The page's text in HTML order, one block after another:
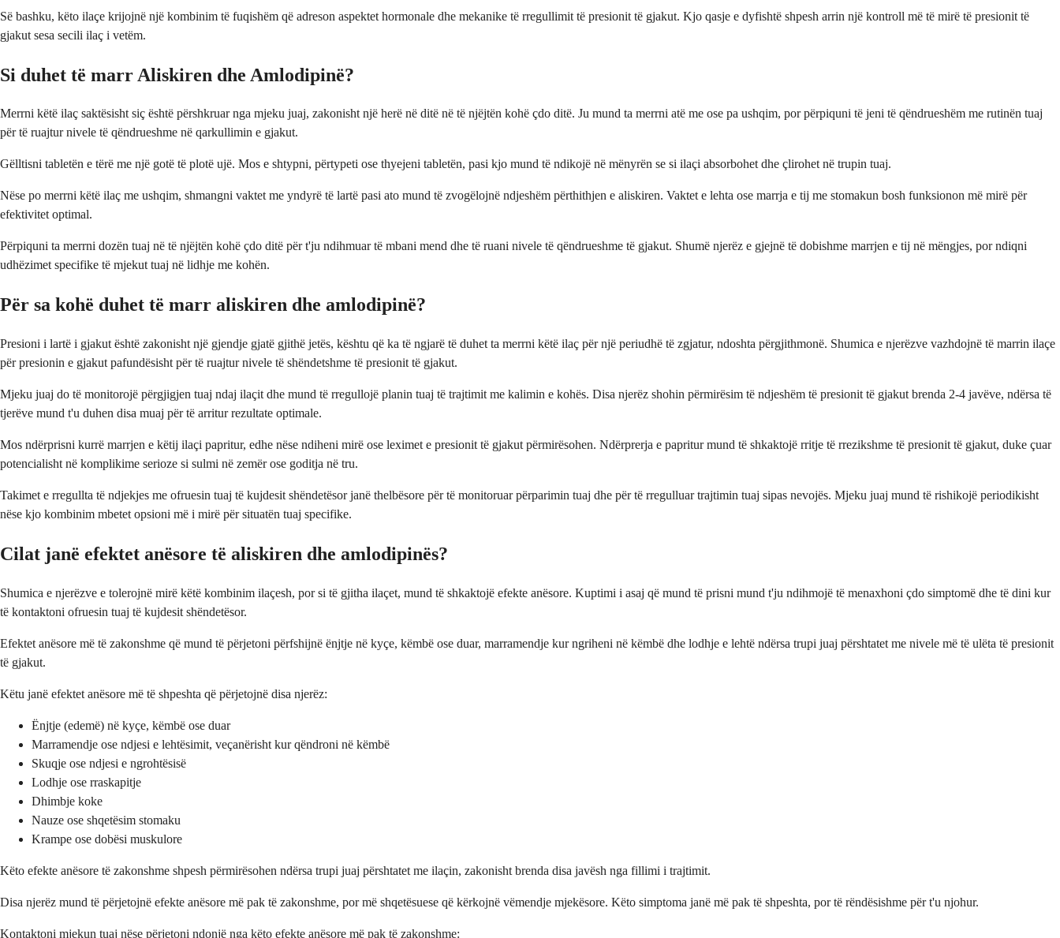
Së bashku, këto ilaçe krijojnë një kombinim të fuqishëm që adreson aspektet hormonale dhe mekanike të rregullimit të presionit të gjakut. Kjo qasje e dyfishtë shpesh arrin një kontroll më të mirë të presionit të
gjakut sesa secili ilaç i vetëm.
Si duhet të marr Aliskiren dhe Amlodipinë?
Merrni këtë ilaç saktësisht siç është përshkruar nga mjeku juaj, zakonisht një herë në ditë në të njëjtën kohë çdo ditë. Ju mund ta merrni atë me ose pa ushqim, por përpiquni të jeni të qëndrueshëm me rutinën tuaj
për të ruajtur nivele të qëndrueshme në qarkullimin e gjakut.
Gëlltisni tabletën e tërë me një gotë të plotë ujë. Mos e shtypni, përtypeti ose thyejeni tabletën, pasi kjo mund të ndikojë në mënyrën se si ilaçi absorbohet dhe çlirohet në trupin tuaj.
Nëse po merrni këtë ilaç me ushqim, shmangni vaktet me yndyrë të lartë pasi ato mund të zvogëlojnë ndjeshëm përthithjen e aliskiren. Vaktet e lehta ose marrja e tij me stomakun bosh funksionon më mirë për
efektivitet optimal.
Përpiquni ta merrni dozën tuaj në të njëjtën kohë çdo ditë për t'ju ndihmuar të mbani mend dhe të ruani nivele të qëndrueshme të gjakut. Shumë njerëz e gjejnë të dobishme marrjen e tij në mëngjes, por ndiqni
udhëzimet specifike të mjekut tuaj në lidhje me kohën.
Për sa kohë duhet të marr aliskiren dhe amlodipinë?
Presioni i lartë i gjakut është zakonisht një gjendje gjatë gjithë jetës, kështu që ka të ngjarë të duhet ta merrni këtë ilaç për një periudhë të zgjatur, ndoshta përgjithmonë. Shumica e njerëzve vazhdojnë të marrin ilaçe
për presionin e gjakut pafundësisht për të ruajtur nivele të shëndetshme të presionit të gjakut.
Mjeku juaj do të monitorojë përgjigjen tuaj ndaj ilaçit dhe mund të rregullojë planin tuaj të trajtimit me kalimin e kohës. Disa njerëz shohin përmirësim të ndjeshëm të presionit të gjakut brenda 2-4 javëve, ndërsa të
tjerëve mund t'u duhen disa muaj për të arritur rezultate optimale.
Mos ndërprisni kurrë marrjen e këtij ilaçi papritur, edhe nëse ndiheni mirë ose leximet e presionit të gjakut përmirësohen. Ndërprerja e papritur mund të shkaktojë rritje të rrezikshme të presionit të gjakut, duke çuar
potencialisht në komplikime serioze si sulmi në zemër ose goditja në tru.
Takimet e rregullta të ndjekjes me ofruesin tuaj të kujdesit shëndetësor janë thelbësore për të monitoruar përparimin tuaj dhe për të rregulluar trajtimin tuaj sipas nevojës. Mjeku juaj mund të rishikojë periodikisht
nëse kjo kombinim mbetet opsioni më i mirë për situatën tuaj specifike.
Cilat janë efektet anësore të aliskiren dhe amlodipinës?
Shumica e njerëzve e tolerojnë mirë këtë kombinim ilaçesh, por si të gjitha ilaçet, mund të shkaktojë efekte anësore. Kuptimi i asaj që mund të prisni mund t'ju ndihmojë të menaxhoni çdo simptomë dhe të dini kur
të kontaktoni ofruesin tuaj të kujdesit shëndetësor.
Efektet anësore më të zakonshme që mund të përjetoni përfshijnë ënjtje në kyçe, këmbë ose duar, marramendje kur ngriheni në këmbë dhe lodhje e lehtë ndërsa trupi juaj përshtatet me nivele më të ulëta të presionit
të gjakut.
Këtu janë efektet anësore më të shpeshta që përjetojnë disa njerëz:
Ënjtje (edemë) në kyçe, këmbë ose duar
Marramendje ose ndjesi e lehtësimit, veçanërisht kur qëndroni në këmbë
Skuqje ose ndjesi e ngrohtësisë
Lodhje ose rraskapitje
Dhimbje koke
Nauze ose shqetësim stomaku
Krampe ose dobësi muskulore
Këto efekte anësore të zakonshme shpesh përmirësohen ndërsa trupi juaj përshtatet me ilaçin, zakonisht brenda disa javësh nga fillimi i trajtimit.
Disa njerëz mund të përjetojnë efekte anësore më pak të zakonshme, por më shqetësuese që kërkojnë vëmendje mjekësore. Këto simptoma janë më pak të shpeshta, por të rëndësishme për t'u njohur.
Kontaktoni mjekun tuaj nëse përjetoni ndonjë nga këto efekte anësore më pak të zakonshme: